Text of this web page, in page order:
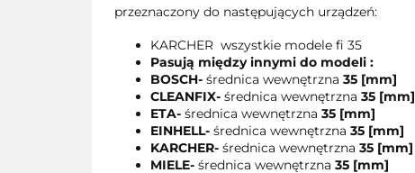
przeznaczony do następujących urządzeń:
KARCHER wszystkie modele fi 35
Pasują między innymi do modeli :
BOSCH- średnica wewnętrzna 35 [mm]
CLEANFIX- średnica wewnętrzna 35 [mm]
ETA- średnica wewnętrzna 35 [mm]
EINHELL- średnica wewnętrzna 35 [mm]
KARCHER- średnica wewnętrzna 35 [mm]
MIELE- średnica wewnętrzna 35 [mm]